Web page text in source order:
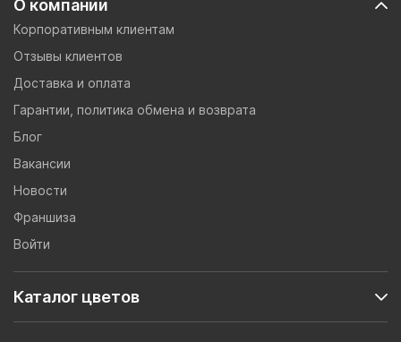
О компании
Корпоративным клиентам
Отзывы клиентов
Доставка и оплата
Гарантии, политика обмена и возврата
Блог
Вакансии
Новости
Франшиза
Войти
Каталог цветов